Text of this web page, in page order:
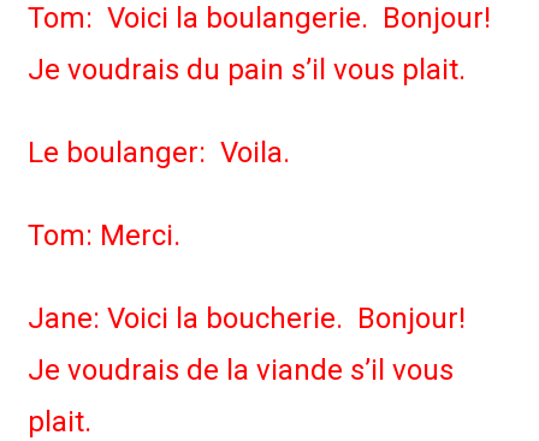
Tom: Voici la boulangerie. Bonjour!
Je voudrais du pain s’il vous plait.
Le boulanger: Voila.
Tom: Merci.
Jane: Voici la boucherie. Bonjour!
Je voudrais de la viande s’il vous
plait.